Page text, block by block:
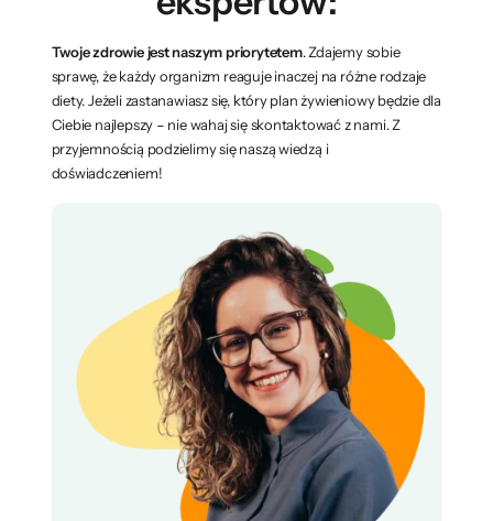
Twoje zdrowie jest naszym priorytetem. Zdajemy sobie
sprawę, że każdy organizm reaguje inaczej na różne rodzaje
diety. Jeżeli zastanawiasz się, który plan żywieniowy będzie dla
Ciebie najlepszy – nie wahaj się skontaktować z nami. Z
przyjemnością podzielimy się naszą wiedzą i
doświadczeniem!